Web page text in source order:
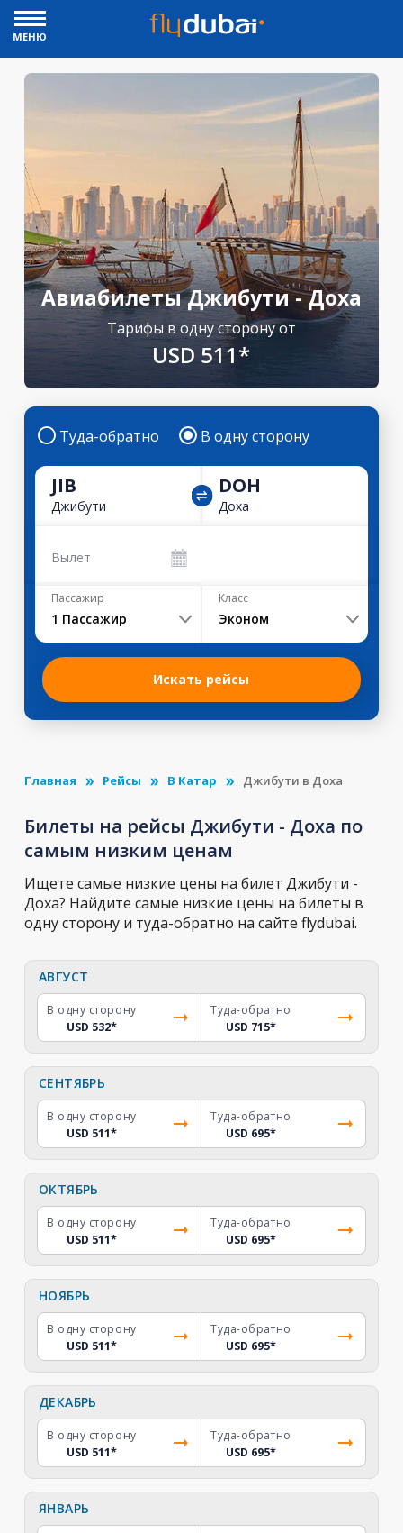
МЕНЮ
Авиабилеты Джибути - Доха
Тарифы в одну сторону от
USD 511*
Туда-обратно В одну сторону
JIB
Джибути
DOH
Доха
Вылет
Пассажир
1 Пассажир
Класс
Эконом
Искать рейсы
Главная Рейсы В Катар Джибути в Доха
Билеты на рейсы Джибути - Доха по
самым низким ценам
Ищете самые низкие цены на билет Джибути -
Доха? Найдите самые низкие цены на билеты в
одну сторону и туда-обратно на сайте flydubai.
АВГУСТ
В одну сторону
USD 532*
Туда-обратно
USD 715*
СЕНТЯБРЬ
В одну сторону
USD 511*
Туда-обратно
USD 695*
ОКТЯБРЬ
В одну сторону
USD 511*
Туда-обратно
USD 695*
НОЯБРЬ
В одну сторону
USD 511*
Туда-обратно
USD 695*
ДЕКАБРЬ
В одну сторону
USD 511*
Туда-обратно
USD 695*
ЯНВАРЬ